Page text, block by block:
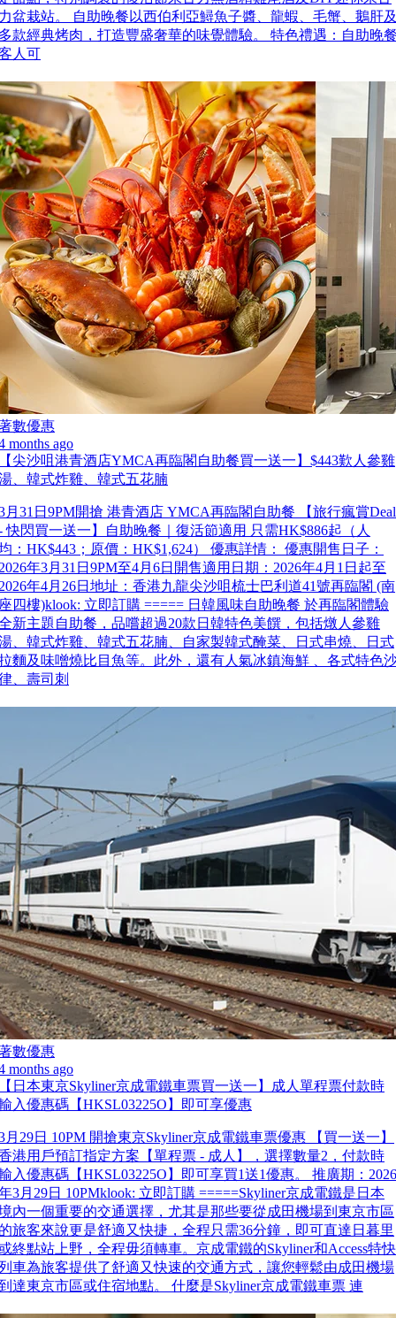
盆栽站。 自助晚餐以西伯利亞鱘魚子醬、龍蝦、毛蟹、鵝肝
款經典烤肉，打造豐盛奢華的味覺體驗。 特色禮遇：自助晚
人可
數優惠
months ago
尖沙咀港青酒店YMCA再臨閣自助餐買一送一】$443歎人參雞
、韓式炸雞、韓式五花腩
月31日9PM開搶 港青酒店 YMCA再臨閣自助餐 【旅行瘋賞Deal
快閃買一送一】自助晚餐｜復活節適用 只需HK$886起（人
：HK$443；原價：HK$1,624） 優惠詳情： 優惠開售日子：
年3月31日9PM至4月6日開售適用日期：2026年4月1日起至
年4月26日地址：香港九龍尖沙咀梳士巴利道41號再臨閣 (南
四樓)klook: 立即訂購 ===== 日韓風味自助晚餐 於再臨閣體驗
新主題自助餐，品嚐超過20款日韓特色美饌，包括燉人參雞
、韓式炸雞、韓式五花腩、自家製韓式醃菜、日式串燒、日式
麵及味噌燒比目魚等。此外，還有人氣冰鎮海鮮 、各式特色
、壽司刺
數優惠
months ago
日本東京Skyliner京成電鐵車票買一送一】成人單程票付款時
入優惠碼【HKSL03225O】即可享優惠
月29日 10PM 開搶東京Skyliner京成電鐵車票優惠 【買一送一】
港用戶預訂指定方案【單程票 - 成人】，選擇數量2，付款時
入優惠碼【HKSL03225O】即可享買1送1優惠。 推廣期：2026
3月29日 10PMklook: 立即訂購 =====Skyliner京成電鐵是日本
內一個重要的交通選擇，尤其是那些要從成田機場到東京市區
旅客來說更是舒適又快捷，全程只需36分鐘，即可直達日暮里
終點站上野，全程毋須轉車。京成電鐵的Skyliner和Access特快
車為旅客提供了舒適又快速的交通方式，讓您輕鬆由成田機場
達東京市區或住宿地點。 什麼是Skyliner京成電鐵車票 連